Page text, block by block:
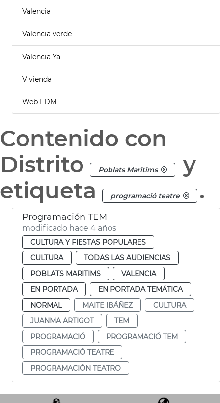
Valencia
Valencia verde
Valencia Ya
Vivienda
Web FDM
Contenido con
Distrito
Poblats Maritims
y
etiqueta
programació teatre .
Programación TEM
modificado hace 4 años
CULTURA Y FIESTAS POPULARES
CULTURA
TODAS LAS AUDIENCIAS
POBLATS MARITIMS
VALENCIA
EN PORTADA
EN PORTADA TEMÁTICA
NORMAL
MAITE IBÁÑEZ
CULTURA
JUANMA ARTIGOT
TEM
PROGRAMACIÓ
PROGRAMACIÓ TEM
PROGRAMACIÓ TEATRE
PROGRAMACIÓN TEATRO